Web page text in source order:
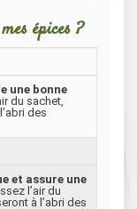
épices ?
une bonne
du sachet,
des
et assure une
l’air du
à l’abri des